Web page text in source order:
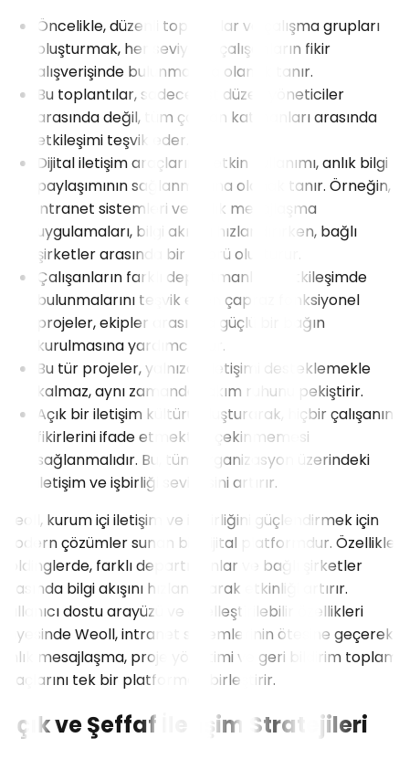
Öncelikle, düzenli toplantılar ve çalışma grupları
oluşturmak, her seviyede çalışanların fikir
alışverişinde bulunmasına olanak tanır.
Bu toplantılar, sadece üst düzey yöneticiler
arasında değil, tüm çalışan katmanları arasında
etkileşimi teşvik eder.
Dijital iletişim araçlarının etkin kullanımı, anlık bilgi
paylaşımının sağlanmasına olanak tanır. Örneğin,
intranet sistemleri ve anlık mesajlaşma
uygulamaları, bilgi akışını hızlandırırken, bağlı
şirketler arasında bir köprü oluşturur.
Çalışanların farklı departmanlarla etkileşimde
bulunmalarını teşvik eden çapraz fonksiyonel
projeler, ekipler arasında güçlü bir bağın
kurulmasına yardımcı olur.
Bu tür projeler, yalnızca iletişimi desteklemekle
kalmaz, aynı zamanda takım ruhunu pekiştirir.
Açık bir iletişim kültürü oluşturarak, hiçbir çalışanın
fikirlerini ifade etmekten çekinmemesi
sağlanmalıdır. Bu, tüm organizasyon üzerindeki
iletişim ve işbirliği seviyesini artırır.
Weoll, kurum içi iletişim ve iş birliğini güçlendirmek için
modern çözümler sunan bir dijital platformdur. Özellikle
holdinglerde, farklı departmanlar ve bağlı şirketler
arasında bilgi akışını hızlandırarak etkinliği artırır.
Kullanıcı dostu arayüzü ve özelleştirilebilir özellikleri
sayesinde Weoll, intranet sistemlerinin ötesine geçerek,
anlık mesajlaşma, proje yönetimi ve geri bildirim toplama
araçlarını tek bir platformda birleştirir.
Açık ve Şeffaf İletişim Stratejileri